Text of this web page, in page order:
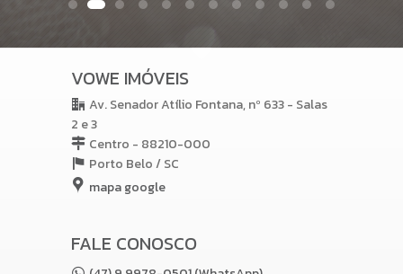
VOWE IMÓVEIS
Av. Senador Atílio Fontana, nº 633 - Salas
2 e 3
Centro - 88210-000
Porto Belo /SC
mapa google
FALE CONOSCO